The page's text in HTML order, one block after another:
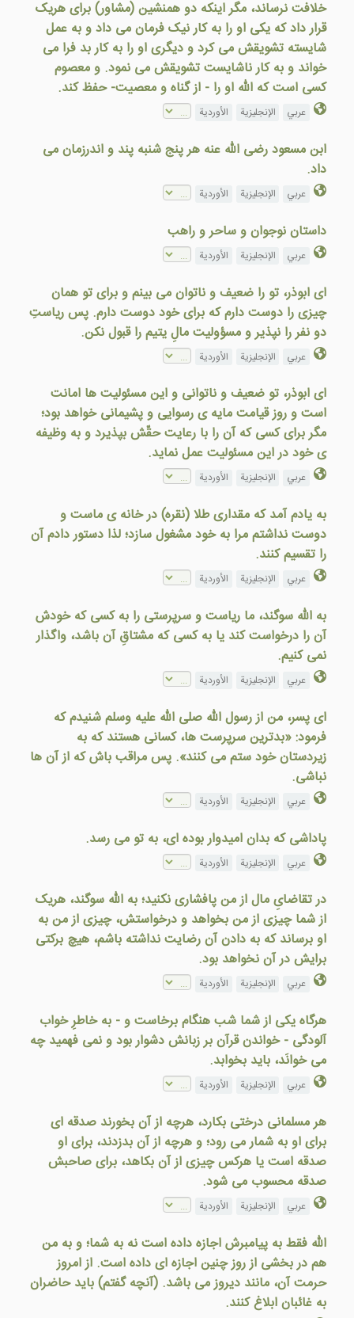
خلافت نرساند، مگر اينکه دو همنشين (مشاور) برای هريک
قرار داد که يکی او را به کار نيک فرمان می داد و به عمل
شايسته تشويقش می کرد و ديگری او را به کار بد فرا می
خواند و به کار ناشايست تشويقش می نمود. و معصوم
کسی است که الله او را - از گناه و معصيت- حفظ کند.
عربي الإنجليزية الأوردية
ابن مسعود رضی الله عنه هر پنج شنبه پند و اندرزمان می
داد.
عربي الإنجليزية الأوردية
داستان نوجوان و ساحر و راهب
عربي الإنجليزية الأوردية
ای ابوذر، تو را ضعيف و ناتوان می بينم و برای تو همان
چيزی را دوست دارم که برای خود دوست دارم. پس رياستِ
دو نفر را نپذير و مسؤوليت مالِ يتيم را قبول نکن.
عربي الإنجليزية الأوردية
ای ابوذر، تو ضعيف و ناتوانی و اين مسئوليت ها امانت
است و روز قيامت مايه ی رسوايی و پشيمانی خواهد بود؛
مگر برای کسی که آن را با رعايت حقّش بپذيرد و به وظيفه
ی خود در اين مسئوليت عمل نمايد.
عربي الإنجليزية الأوردية
به يادم آمد كه مقداری طلا (نقره) در خانه ی ماست و
دوست نداشتم مرا به خود مشغول سازد؛ لذا دستور دادم آن
را تقسيم كنند.
عربي الإنجليزية الأوردية
به الله سوگند، ما رياست و سرپرستی را به کسی که خودش
آن را درخواست کند يا به کسی که مشتاقِ آن باشد، واگذار
نمی کنيم.
عربي الإنجليزية الأوردية
ای پسر، من از رسول الله صلى الله عليه وسلم شنيدم که
فرمود: «بدترين سرپرست ها، کسانی هستند که به
زيردستان خود ستم می کنند». پس مراقب باش که از آن ها
نباشی.
عربي الإنجليزية الأوردية
پاداشی که بدان اميدوار بوده ای، به تو می رسد.
عربي الإنجليزية الأوردية
در تقاضایِ مال از من پافشاری نکنيد؛ به الله سوگند، هریک
از شما چيزی از من بخواهد و درخواستش، چيزی از من به
او برساند که به دادن آن رضایت نداشته باشم، هيچ برکتی
برايش در آن نخواهد بود.
عربي الإنجليزية الأوردية
هرگاه يکی از شما شب هنگام برخاست و - به خاطرِ خواب
آلودگی - خواندن قرآن بر زبانش دشوار بود و نمی فهميد چه
می خوانَد، بايد بخوابد.
عربي الإنجليزية الأوردية
هر مسلمانی درختی بکارد، هرچه از آن بخورند صدقه ای
برای او به شمار می رود؛ و هرچه از آن بدزدند، برای او
صدقه است يا هرکس چيزی از آن بکاهد، برای صاحبش
صدقه محسوب می شود.
عربي الإنجليزية الأوردية
الله فقط به پيامبرش اجازه داده است نه به شما؛ و به من
هم در بخشی از روز چنين اجازه ای داده است. از امروز
حرمت آن، مانند ديروز می باشد. (آنچه گفتم) باید حاضران
به غائبان ابلاغ كنند.